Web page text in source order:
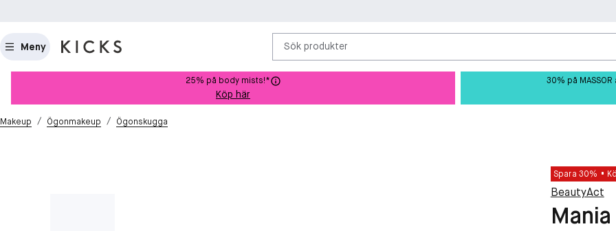
Meny Sök produkter
25% på body mists!*
Köp här
30% på
Makeup / Ögonmakeup / Ögonskugga
Spara 30%
BeautyAct